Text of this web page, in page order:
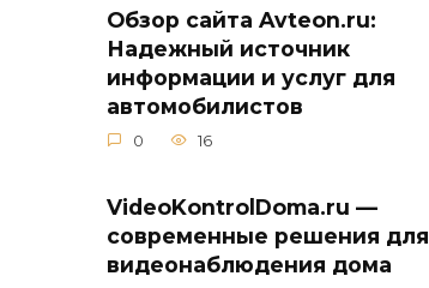
Обзор сайта Avteon.ru:
Надежный источник
информации и услуг для
автомобилистов
0 16
VideoKontrolDoma.ru —
современные решения для
видеонаблюдения дома